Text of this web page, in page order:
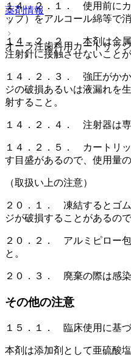
薬剤情報
オーラ注歯科用カートリッ
１４．２．１． 使用前に
ップ）をアルコール綿等で
１４．２．２． 本剤は金
注射針に接触させないことが
１４．２．３． 強圧がか
ジの破損あるいは液漏れを
射すること。
１４．２．４． 注射器は
１４．２．５． カートリ
す目盛があるので、使用量の
（取扱い上の注意）
２０．１． 凍結するとゴ
ジが破損することがあるの
２０．２． アルミピロー
と。
２０．３． 廃棄の際は感
その他の注意
１５．１． 臨床使用に基
本剤は添加剤として亜硫酸